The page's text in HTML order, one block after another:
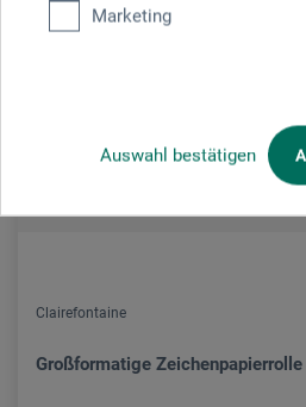
Marketing
Auswahl bestätigen
Clairefontaine
Großformatige Zeichenpapierrolle